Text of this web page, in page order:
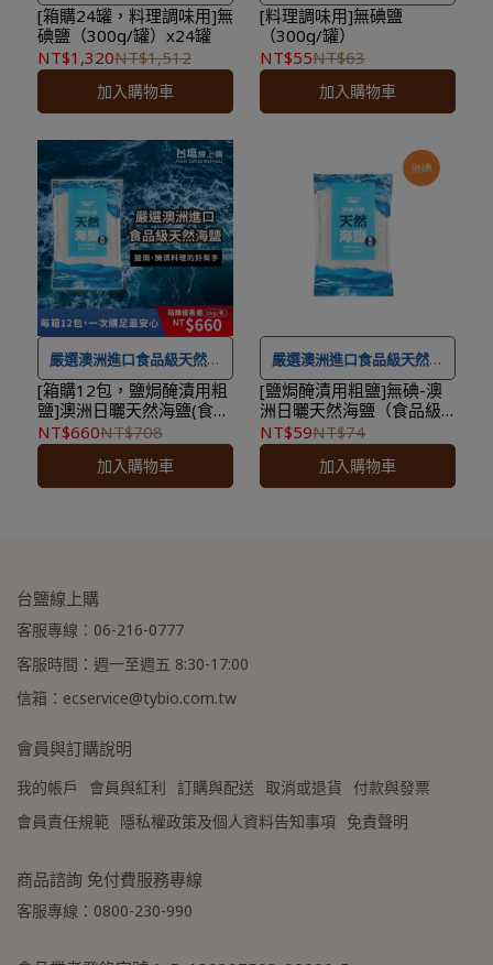
達。
提升口感
★本商品恕不配合下單禮、
滿額贈＆加價購
商取貨，全館滿 NT$ 1,500
免運費。
★ 登入會員訂購，管理訂單
更方便，還可累積紅利點
數，一點抵一元！
★到貨時間參考 ：訂購完成
後，下個工作天出貨，出貨
後物流預計1-3個工作天送
達。
[箱購24罐，料理調味用]無
碘鹽（300g/罐）x24罐
NT$1,320NT$1,512
加入購物車
提升口感
★ 可宅配到府&超商取貨，
全館滿 NT$ 1,500免運費，
★ 登入會員訂購，管理訂單
更方便，還可累積紅利點
數，一點抵一元
到貨時間參考：訂購完成
後，下個工作天出貨，出貨
後物流預計1-3個工作天送
[料理調味用]無碘鹽
（300g/罐）
NT$55NT$63
加入購物車
嚴選澳洲進口食品級天然海
鹽，為鹽焗、醃漬料理的好
幫手
本商品恕不配合下單禮、
數，一點抵一元！
★到貨時間參考：訂購完成
後物流預計1-3個工作天送
達。
[箱購12包，鹽焗醃漬用粗
鹽]澳洲日曬天然海鹽(食品
級粗鹽)-1kg/包x12包
NT$660NT$708
加入購物車
嚴選澳洲進口食品級天然海
鹽，為鹽焗、醃漬料理的好
幫手
★ 宅配到府，無超商取貨
[鹽焗醃漬用粗鹽]無碘-澳
洲日曬天然海鹽（食品級
粗鹽）1kg/包
NT$59NT$74
加入購物車
台鹽線上購
客服專線：06-216-0777
客服時間：週一至週五 8:30-17:00
信箱：ecservice@tybio.com.tw
會員與訂購說明
我的帳戶 會員與紅利 訂購與配送 取消或退貨
付款與發票
會員責任規範 隱私權政策及個人資料告知事項 免責聲明
商品諮詢 免付費服務專線
客服專線：0800-230-990